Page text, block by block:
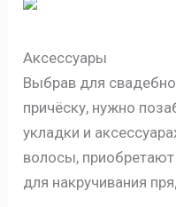
Аксессуары
Выбрав для
причёску, нужно
укладки и
волосы, приобретают
для накручивания